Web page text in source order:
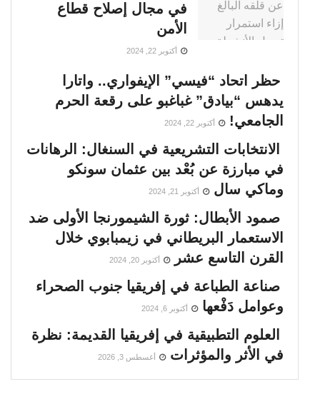
في مجال إصلاح قطاع
الأمن
أكتوبر 22, 2024
حظر اتحاد “فيسي” الإيفواري.. واتارا
يدهس “بيادق” غباغبو على رقعة الحرم
الجامعي!
أكتوبر 22, 2024
الانتخابات التشريعية في السنغال: الرهانات
في مبارزة عن بُعْد بين عثمان سونكو
وماكي سال
أكتوبر 21, 2024
صمود الأبطال: ثورة الشيمورنجا الأولى ضد
الاستعمار البريطاني في زيمبابوي خلال
القرن التاسع عشر
أكتوبر 20, 2024
صناعة الطباعة في إفريقيا جنوب الصحراء
وعوامل دَفْعها
أكتوبر 6, 2024
العلوم التطبيقية في إفريقيا القديمة: نظرة
في الأثر والمؤثرات
أغسطس 3, 2026